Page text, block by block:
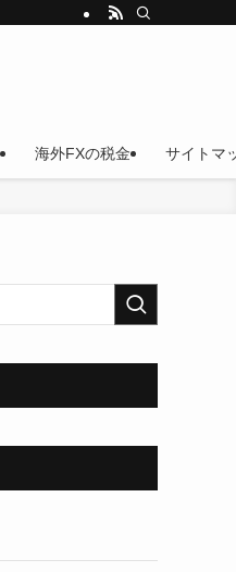
海外FXの税金 サイトマ